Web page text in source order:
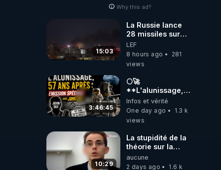
Why this ad?
15:03
La Russie lance
28 missiles sur
Kiev, l'attaque
révèle la faiblesse
de Kiev
LEF
8 hours ago
281
views
3:46:45
🌕🚀
**L'alunissage,
57 ans après :
Émission spéciale
avec John Doe
Infos et vérité
One day ago
1.3 k
views
10:29
La stupidité de la
théorie sur la
responsabilité de
l’homme
aucune
2 days ago
1.6 k